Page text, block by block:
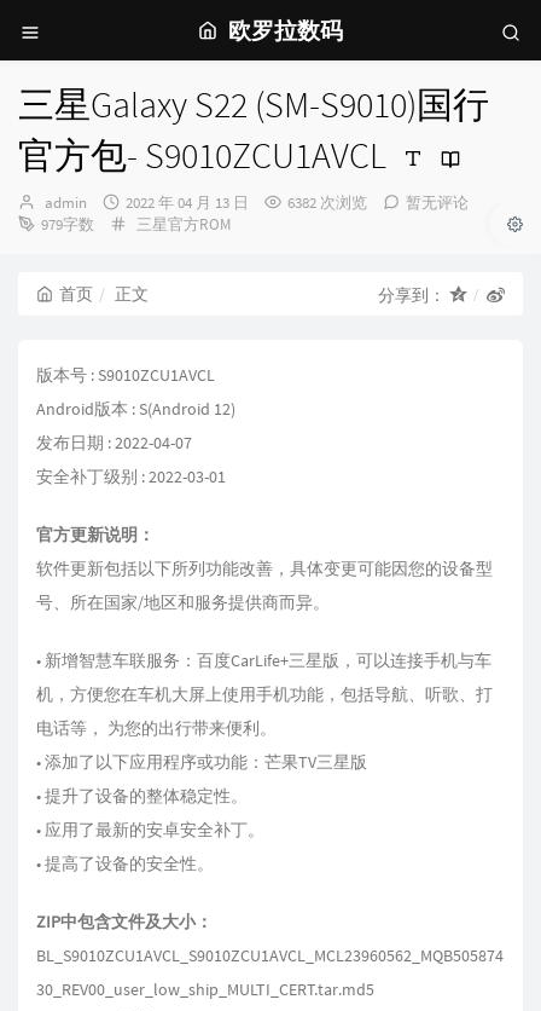
欧罗拉数码
三星Galaxy S22 (SM-S9010)国行
官方包- S9010ZCU1AVCL
博
主：
admin
发
布
2022 年 04 月 13 日 6382 次浏览
暂无评论
979字数
分
三星官方ROM
首页 正文 分享到：
版本号 : S9010ZCU1AVCL
Android版本 : S(Android 12)
发布日期 : 2022-04-07
安全补丁级别 : 2022-03-01
官方更新说明：
软件更新包括以下所列功能改善，具体变更可能因您的设备型
号、所在国家/地区和服务提供商而异。
• 新增智慧车联服务：百度CarLife+三星版，可以连接手机与车
机，方便您在车机大屏上使用手机功能，包括导航、听歌、打
电话等， 为您的出行带来便利。
• 添加了以下应用程序或功能：芒果TV三星版
• 提升了设备的整体稳定性。
• 应用了最新的安卓安全补丁。
• 提高了设备的安全性。
ZIP中包含文件及大小：
BL_S9010ZCU1AVCL_S9010ZCU1AVCL_MCL23960562_MQB505874
30_REV00_user_low_ship_MULTI_CERT.tar.md5